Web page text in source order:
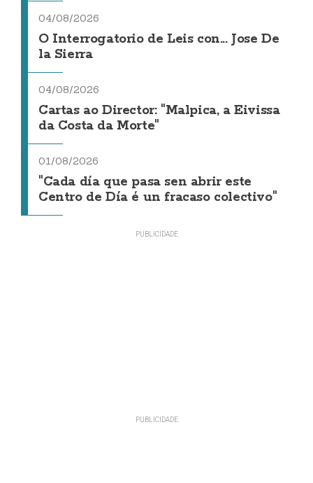
04/08/2026
O Interrogatorio de Leis con... Jose De
la Sierra
04/08/2026
Cartas ao Director: "Malpica, a Eivissa
da Costa da Morte"
01/08/2026
"Cada día que pasa sen abrir este
Centro de Día é un fracaso colectivo"